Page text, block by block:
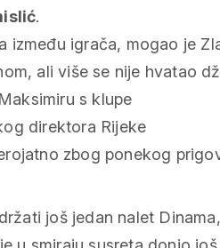
.
između igrača, mogao je
ali više se nije hvatao
s klupe
direktora Rijeke
zbog ponekog
još jedan nalet